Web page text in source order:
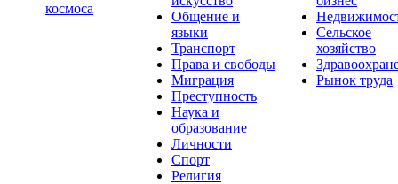
космоса
Общение и
языки
Транспорт
Права и свободы
Миграция
Преступность
Наука и
образование
Личности
Спорт
Религия
Сельское
хозяйство
Рынок труда